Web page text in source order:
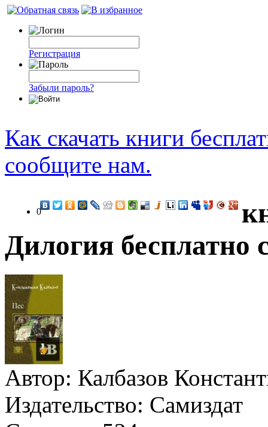
Регистрация
Забыли пароль?
Как скачать книги
сообщите нам.
0
Дилогия бесплатно
Автор: Калбазов
Издательство: Самиздат